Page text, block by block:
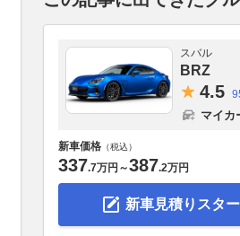
スバル
BRZ
4.5
マイカ
新車価格 （税込）
337.7万円 ～387.2万円
新車見積りスタ